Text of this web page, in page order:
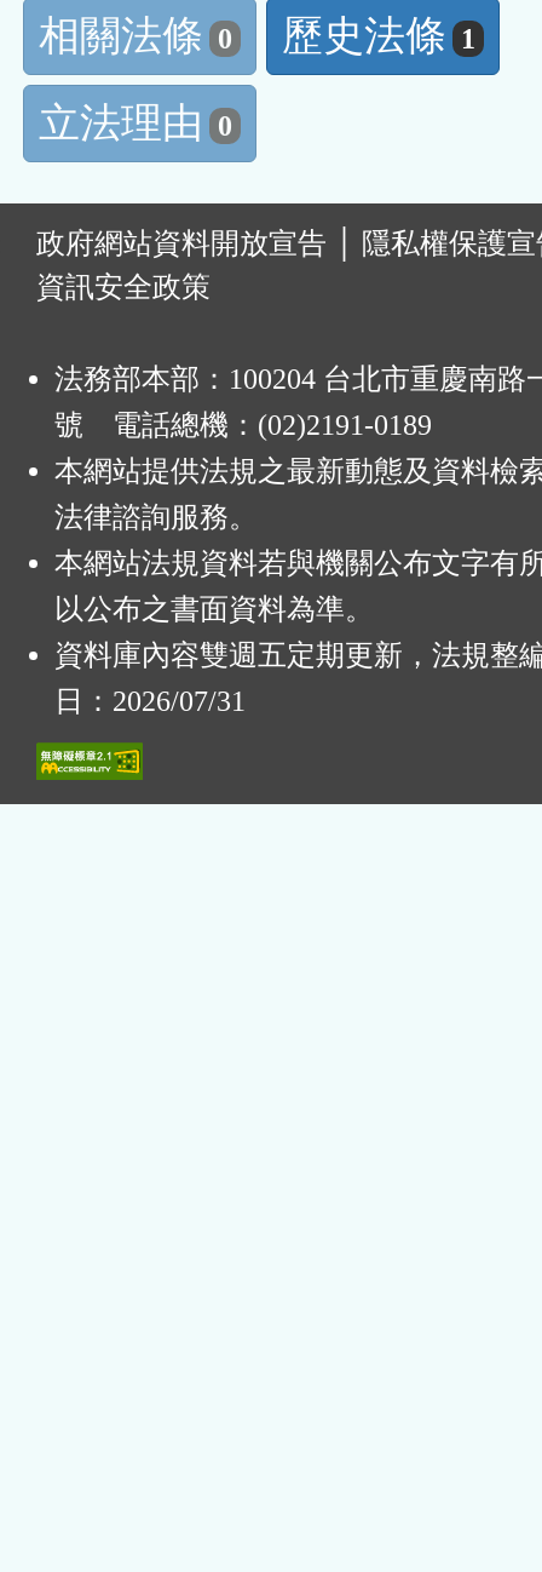
相關法條 0 歷史法條 1
立法理由 0
政府網站資料開放宣告
隱私權保護
資訊安全政策
法務部本部：100204 台北市重慶南路
號 電話總機：(02)2191-0189
本網站提供法規之最新動態及資料檢
法律諮詢服務。
本網站法規資料若與機關公布文字有
以公布之書面資料為準。
資料庫內容雙週五定期更新，法規整
日：2026/07/31